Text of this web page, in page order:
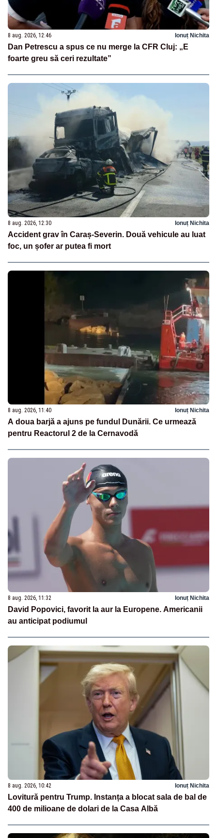
8 aug. 2026, 12:46 Ionuț Nichita
Dan Petrescu a spus ce nu merge la CFR Cluj: „E
foarte greu să ceri rezultate”
8 aug. 2026, 12:30 Ionuț Nichita
Accident grav în Caraș-Severin. Două vehicule au luat
foc, un șofer ar putea fi mort
8 aug. 2026, 11:40 Ionuț Nichita
A doua barjă a ajuns pe fundul Dunării. Ce urmează
pentru Reactorul 2 de la Cernavodă
8 aug. 2026, 11:32 Ionuț Nichita
David Popovici, favorit la aur la Europene. Americanii
au anticipat podiumul
8 aug. 2026, 10:42 Ionuț Nichita
Lovitură pentru Trump. Instanța a blocat sala de bal de
400 de milioane de dolari de la Casa Albă